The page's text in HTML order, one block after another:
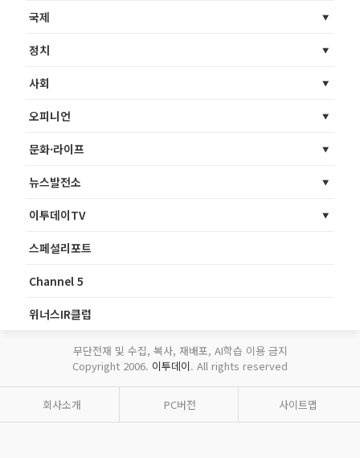
국제
정치
사회
오피니언
문화·라이프
뉴스발전소
이투데이TV
스페셜리포트
Channel 5
위너스IR클럽
무단전재 및 수집, 복사, 재배포, AI학습 이용 금지
Copyright 2006. 이투데이. All rights reserved
회사소개 PC버전 사이트맵